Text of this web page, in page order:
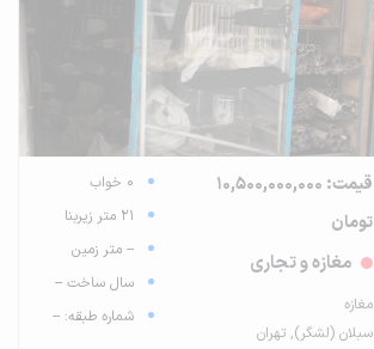
قیمت: 10,500,000,000
تومان
مغازه و تجاری
مغازه
سبلان (لشگر), تهران
0 خواب
21 متر زیربنا
-- متر زمین
سال ساخت --
شماره طبقه: --